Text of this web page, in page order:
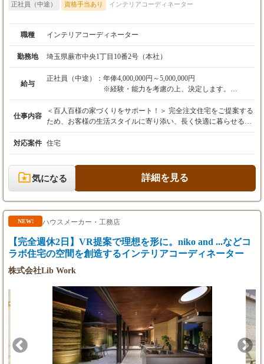
正社員（中途） 資格手当あり インテリアコーディネーター
職種 インテリアコーディネーター
勤務地 埼玉県蕨市中央1丁目10番2号（本社）
給与
正社員（中途）： 年俸4,000,000円～5,000,000円
※経験・能力を考慮の上、決定します。
※上記額には固定残業代（月30時間分、52,851
円～）を含みます。
※超過分は全額支給します。
・賞与年2回（7月・12月）
・報奨金制度あり
仕事内容
＜百人百様の家づくりをサポート！＞ 完全注文住宅をご提案する
ため、お客様の生活スタイルに寄り添い、長く快適に暮らせる家
を共に考え、会社全体で最適なプランを創り上げていくお仕事で
す。 【具体的にお任せする業務内容一例】 ■プランニング（営業
がヒアリングした内容から作成して頂きます） ■各種打ち合わ
せ・間取り提案および修正 ■お客様とのコミュニケーション(平面
図では伝わりづらい家の使い勝手や動線を考慮したアドバイス等)
■建築に必要な書類作成、提出 ☆いずれも各部署と連携しながら
対応案件 住宅
気になる 詳細を見る
NEW! ハウスメーカー・工務店
【完全週休2日】VR提案で理想を形に。niko and ...などコ
ラボ住宅の空間を創造するインテリアコーディネーター
株式会社Lib Work